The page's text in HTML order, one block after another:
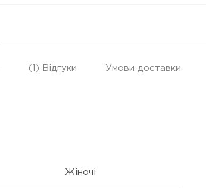
(1) Відгуки Умови доставки
Жіночі